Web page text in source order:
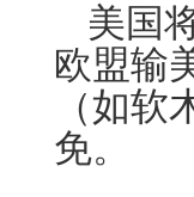
美国
欧盟输
（如
免。